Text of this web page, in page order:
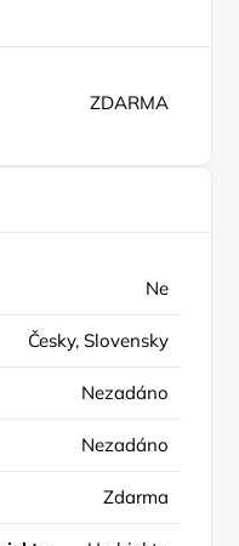
ZDARMA
Ne
Česky, Slovensky
Nezadáno
Nezadáno
Zdarma